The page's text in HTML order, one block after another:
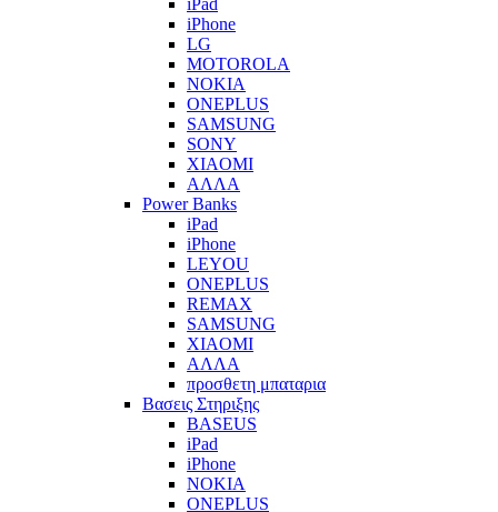
iPhone
LG
MOTOROLA
NOKIA
ONEPLUS
SAMSUNG
SONY
XIAOMI
ΑΛΛΑ
Power Banks
iPad
iPhone
LEYOU
ONEPLUS
REMAX
SAMSUNG
XIAOMI
ΑΛΛΑ
προσθετη μπαταρια
Βασεις Στηριξης
BASEUS
iPad
iPhone
NOKIA
ONEPLUS